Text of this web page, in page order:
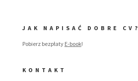
JAK NAPISAĆ DOBRE CV?
Pobierz bezpłaty E-book!
KONTAKT